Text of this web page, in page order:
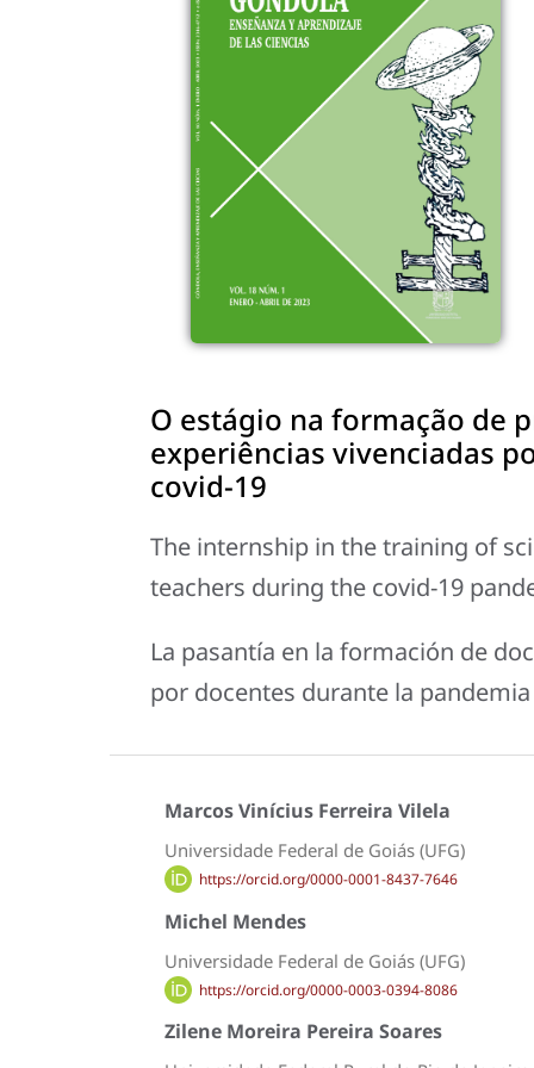
O estágio na formação de
experiências vivenciadas
covid-19
The internship in the training of
teachers during the covid-19
La pasantía en la formación de
por docentes durante la
Marcos Vinícius Ferreira Vilela
Universidade Federal de Goiás (UFG)
https://orcid.org/0000-0001-8437-7646
Michel Mendes
Universidade Federal de Goiás (UFG)
https://orcid.org/0000-0003-0394-8086
Zilene Moreira Pereira Soares